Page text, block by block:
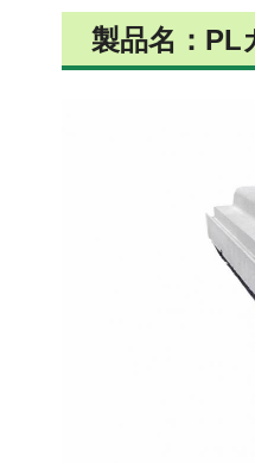
製品名：PL